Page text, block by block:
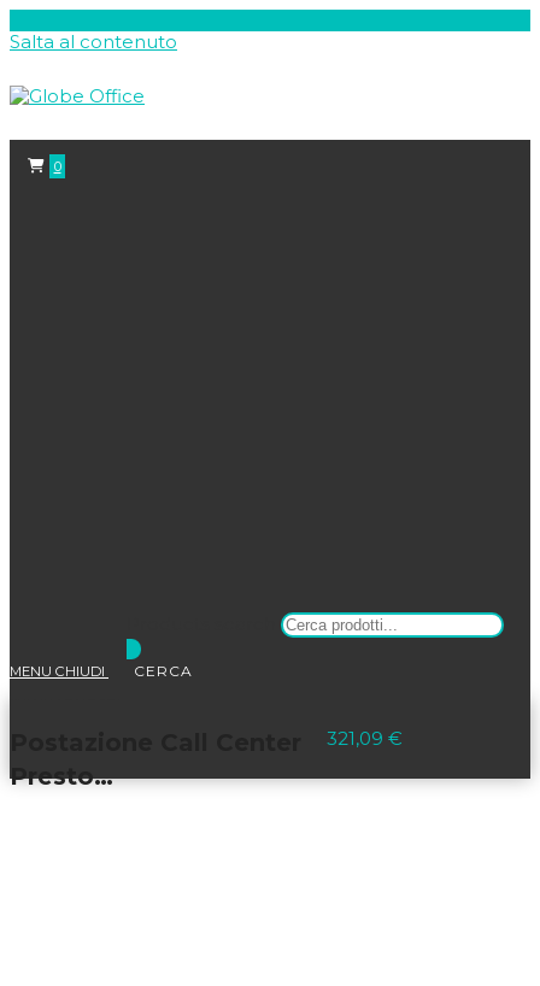
Salta al contenuto
0
MENU CHIUDI
Presto…
321,09 €